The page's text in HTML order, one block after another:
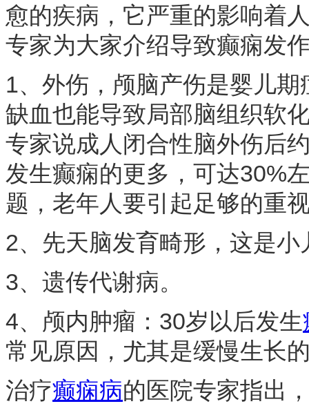
愈的疾病，它严重的影响着
专家为大家介绍导致癫痫发
1、外伤，颅脑产伤是婴儿
缺血也能导致局部脑组织软
专家说成人闭合性脑外伤后
发生癫痫的更多，可达30%
题，老年人要引起足够的重
2、先天脑发育畸形，这是小
3、遗传代谢病。
4、颅内肿瘤：30岁以后发生
常见原因，尤其是缓慢生长
治疗癫痫病的医院专家指出